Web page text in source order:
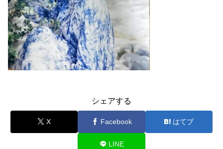
シェアする
X Facebook はてブ
LINE